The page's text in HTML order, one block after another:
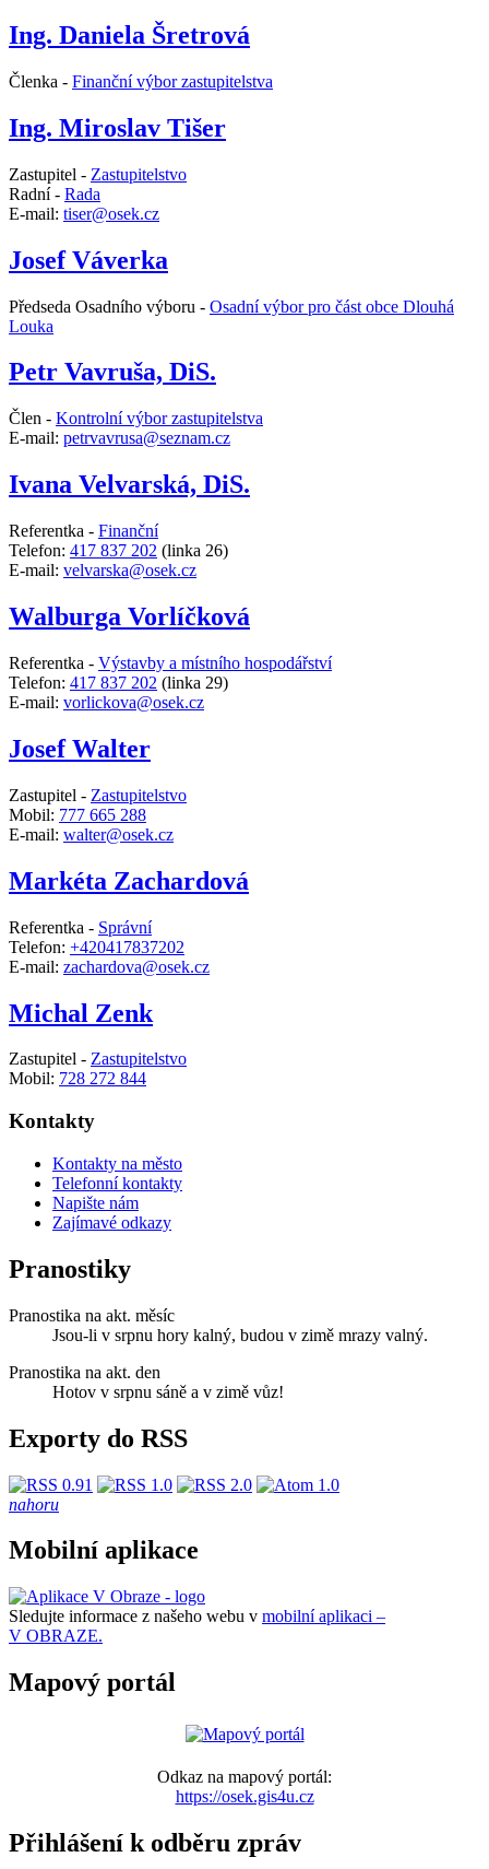
Ing. Daniela Šretrová
Členka - Finanční výbor zastupitelstva
Ing. Miroslav Tišer
Zastupitel - Zastupitelstvo
Radní - Rada
E-mail: tiser@osek.cz
Josef Váverka
Předseda Osadního výboru - Osadní výbor pro část obce Dlouhá
Louka
Petr Vavruša, DiS.
Člen - Kontrolní výbor zastupitelstva
E-mail: petrvavrusa@seznam.cz
Ivana Velvarská, DiS.
Referentka - Finanční
Telefon: 417 837 202 (linka 26)
E-mail: velvarska@osek.cz
Walburga Vorlíčková
Referentka - Výstavby a místního hospodářství
Telefon: 417 837 202 (linka 29)
E-mail: vorlickova@osek.cz
Josef Walter
Zastupitel - Zastupitelstvo
Mobil: 777 665 288
E-mail: walter@osek.cz
Markéta Zachardová
Referentka - Správní
Telefon: +420417837202
E-mail: zachardova@osek.cz
Michal Zenk
Zastupitel - Zastupitelstvo
Mobil: 728 272 844
Kontakty
Kontakty na město
Telefonní kontakty
Napište nám
Zajímavé odkazy
Pranostiky
Pranostika na akt. měsíc
Jsou-li v srpnu hory kalný, budou v zimě mrazy valný.
Pranostika na akt. den
Hotov v srpnu sáně a v zimě vůz!
Exporty do RSS
nahoru
Mobilní aplikace
Sledujte informace z našeho webu v mobilní aplikaci –
V OBRAZE.
Mapový portál
Odkaz na mapový portál:
https://osek.gis4u.cz
Přihlášení k odběru zpráv